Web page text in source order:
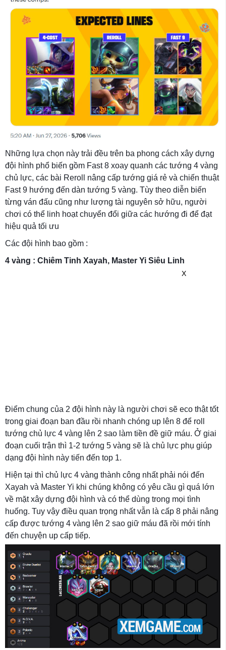
Những lựa chọn này trải đều trên ba phong cách xây dựng
đội hình phổ biến gồm Fast 8 xoay quanh các tướng 4 vàng
chủ lực, các bài Reroll nâng cấp tướng giá rẻ và chiến thuật
Fast 9 hướng đến dàn tướng 5 vàng. Tùy theo diễn biến
từng ván đấu cũng như lượng tài nguyên sở hữu, người
chơi có thể linh hoạt chuyển đổi giữa các hướng đi để đạt
hiệu quả tối ưu
Các đội hình bao gồm :
4 vàng : Chiêm Tinh Xayah, Master Yi Siêu Linh
X
Điểm chung của 2 đội hình này là người chơi sẽ eco thật tốt
trong giai đoạn ban đầu rồi nhanh chóng up lên 8 để roll
tướng chủ lực 4 vàng lên 2 sao làm tiền đề giữ máu. Ở giai
đoạn cuối trận thì 1-2 tướng 5 vàng sẽ là chủ lực phụ giúp
dạng đội hình này tiến đến top 1.
Hiện tại thì chủ lực 4 vàng thành công nhất phải nói đến
Xayah và Master Yi khi chúng không có yêu cầu gì quá lớn
về mặt xây dựng đội hình và có thể dùng trong mọi tình
huống. Tuy vậy điều quan trọng nhất vẫn là cấp 8 phải nâng
cấp được tướng 4 vàng lên 2 sao giữ máu đã rồi mới tính
đến chuyện up cấp tiếp.